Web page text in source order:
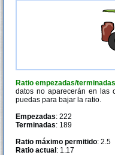
Ratio empezadas/
datos no aparecerán en las
puedas para bajar la ratio.
Empezadas: 222
Terminadas: 189
Ratio máximo permitido: 2.5
Ratio actual : 1.17